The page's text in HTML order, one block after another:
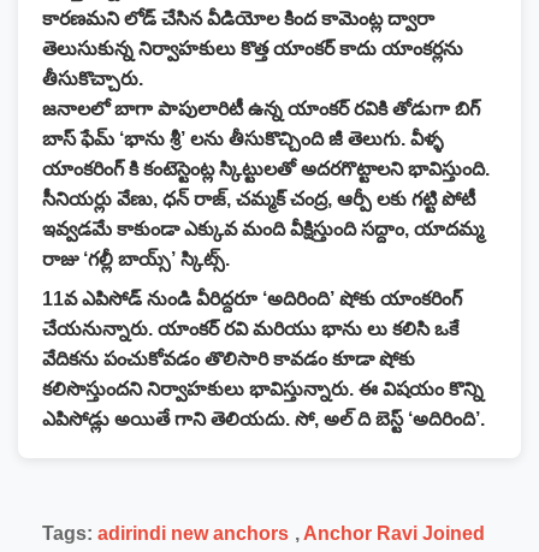
కారణమని లోడ్ చేసిన వీడియోల కింద కామెంట్ల ద్వారా
తెలుసుకున్న నిర్వాహకులు కొత్త యాంకర్ కాదు యాంకర్లను
తీసుకొచ్చారు.
జనాలలో బాగా పాపులారిటీ ఉన్న యాంకర్ రవికి తోడుగా బిగ్
బాస్ ఫేమ్ ‘భాను శ్రీ’ లను తీసుకొచ్చింది జీ తెలుగు. వీళ్ళ
యాంకరింగ్ కి కంటెస్టెంట్ల స్కిట్టులతో అదరగొట్టాలని భావిస్తుంది.
సీనియర్లు వేణు, ధన్ రాజ్, చమ్మక్ చంద్ర, ఆర్పీ లకు గట్టి పోటీ
ఇవ్వడమే కాకుండా ఎక్కువ మంది వీక్షిస్తుంది సద్దాం, యాదమ్మ
రాజు ‘గల్లీ బాయ్స్’ స్కిట్స్.
11వ ఎపిసోడ్ నుండి వీరిద్దరూ ‘అదిరింది’ షోకు యాంకరింగ్
చేయనున్నారు. యాంకర్ రవి మరియు భాను లు కలిసి ఒకే
వేదికను పంచుకోవడం తొలిసారి కావడం కూడా షోకు
కలిసొస్తుందని నిర్వాహకులు భావిస్తున్నారు. ఈ విషయం కొన్ని
ఎపిసోడ్లు అయితే గాని తెలియదు. సో, అల్ ది బెస్ట్ ‘అదిరింది’.
Tags: adirindi new anchors , Anchor Ravi Joined